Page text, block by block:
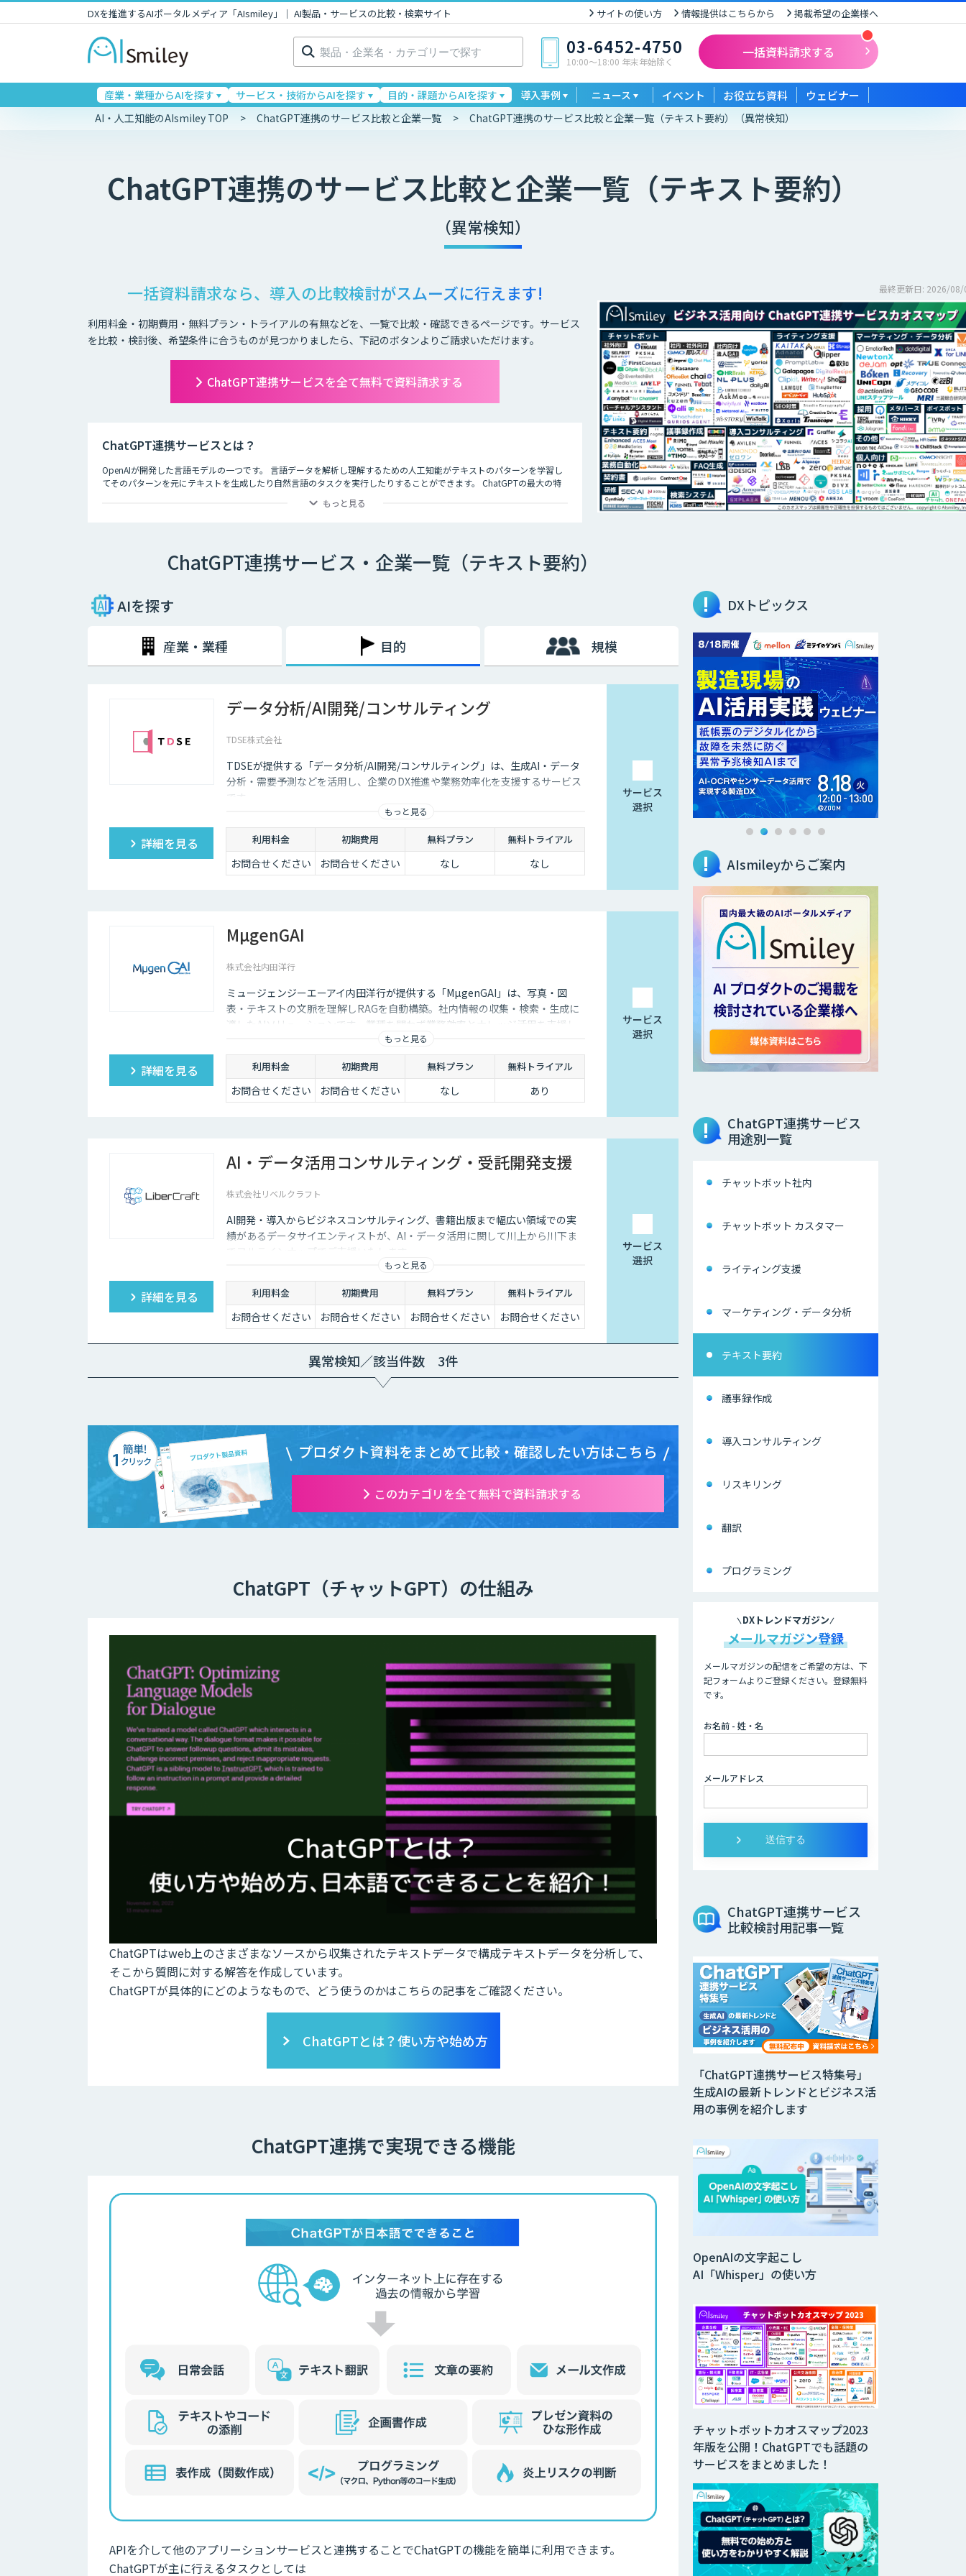
DXを推進するAIポータルメディア「AIsmiley」｜ AI製品・サービスの比較・検索サイト サイトの使い方 情報提供はこちらから 掲載希望の企業様へ
検
索: 03-6452-4750
10:00〜18:00 年末年始除く
一括資料請求する
産業・業種からAIを探す サービス・技術からAIを探す 目的・課題からAIを探す 導入事例 ニュース イベント お役立ち資料 ウェビナー
AI・人工知能のAIsmiley TOP ChatGPT連携のサービス比較と企業一覧 ChatGPT連携のサービス比較と企業一覧（テキスト要約） （異常検知）
ChatGPT連携のサービス比較と企業一覧（テキスト要約）
（異常検知）
一括資料請求なら、導入の比較検討がスムーズに行えます!
利用料金・初期費用・無料プラン・トライアルの有無などを、一覧で比較・確認できるページです。サービス
を比較・検討後、希望条件に合うものが見つかりましたら、下記のボタンよりご請求いただけます。
ChatGPT連携サービスを全て無料で資料請求する
最終更新日: 2026/08/
ChatGPT連携サービスとは？
OpenAIが開発した言語モデルの一つです。 言語データを解析し理解するための人工知能がテキストのパターンを学習し
てそのパターンを元にテキストを生成したり自然言語のタスクを実行したりすることができます。 ChatGPTの最大の特
もっと見る
ChatGPT連携サービス・企業一覧（テキスト要約）
AIを探す
産業・業種 目的 規模
データ分析/AI開発/コンサルティング
TDSE株式会社
TDSEが提供する「データ分析/AI開発/コンサルティング」は、生成AI・データ
分析・需要予測などを活用し、企業のDX推進や業務効率化を支援するサービス
です。
もっと見る
詳細を見る 利用料金 初期費用 無料プラン 無料トライアル
お問合せください お問合せください なし なし
サービス
選択
MµgenGAI
株式会社内田洋行
ミュージェンジーエーアイ内田洋行が提供する「MµgenGAI」は、写真・図
表・テキストの文脈を理解しRAGを自動構築。社内情報の収集・検索・生成に
適したAIソリューションです。業種を問わず業務効率とナレッジ活用を支援し
もっと見る
詳細を見る 利用料金 初期費用 無料プラン 無料トライアル
お問合せください お問合せください なし あり
サービス
選択
AI・データ活用コンサルティング・受託開発支援
株式会社リベルクラフト
AI開発・導入からビジネスコンサルティング、書籍出版まで幅広い領域での実
績があるデータサイエンティストが、AI・データ活用に関して川上から川下ま
でフルラインナップでご支援いたします。
もっと見る
詳細を見る 利用料金 初期費用 無料プラン 無料トライアル
お問合せください お問合せください お問合せください お問合せください
サービス
選択
異常検知／該当件数 3件
プロダクト資料をまとめて比較・確認したい方はこちら
このカテゴリを全て無料で資料請求する
ChatGPT（チャットGPT）の仕組み
ChatGPTはweb上のさまざまなソースから収集されたテキストデータで構成テキストデータを分析して、
そこから質問に対する解答を作成しています。
ChatGPTが具体的にどのようなもので、どう使うのかはこちらの記事をご確認ください。
ChatGPTとは？使い方や始め方
ChatGPT連携で実現できる機能
APIを介して他のアプリーションサービスと連携することでChatGPTの機能を簡単に利用できます。
ChatGPTが主に行えるタスクとしては
DXトピックス
AIsmileyからご案内
ChatGPT連携サービス
用途別一覧
チャットボット社内
チャットボット カスタマー
ライティング支援
マーケティング・データ分析
テキスト要約
議事録作成
導入コンサルティング
リスキリング
翻訳
プログラミング
DXトレンドマガジン
メールマガジン登録
メールマガジンの配信をご希望の方は、下
記フォームよりご登録ください。登録無料
です。
お名前 - 姓・名
メールアドレス
ChatGPT連携サービス
比較検討用記事一覧
チャットボットカオスマップ2023
年版を公開！ChatGPTでも話題の
サービスをまとめました！
OpenAIの文字起こし
AI「Whisper」の使い方
「ChatGPT連携サービス特集号」
生成AIの最新トレンドとビジネス活
用の事例を紹介します